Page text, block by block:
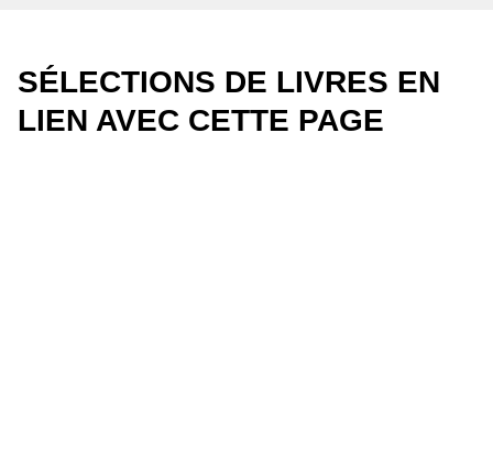
SÉLECTIONS DE LIVRES EN
LIEN AVEC CETTE PAGE